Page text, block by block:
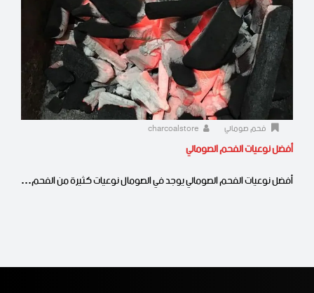
فحم صومالي
أفضل نوعيات الفحم الصومالي
أفضل نوعيات الفحم الصومالي يوجد في الصومال نوعيات كثيرة من الفحم…